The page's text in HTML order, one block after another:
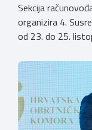
Sekcija
organizira 4.
od 23. do 25.
otvoren u petak,
poslijepodnevnim,
domaćina.
predavanja,
aktualne teme. […]